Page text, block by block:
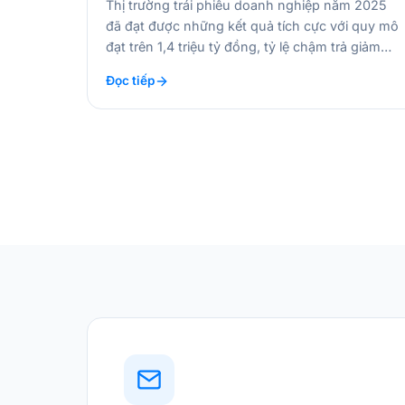
Thị trường trái phiếu doanh nghiệp năm 2025
đã đạt được những kết quả tích cực với quy mô
đạt trên 1,4 triệu tỷ đồng, tỷ lệ chậm trả giảm
Đọc tiếp